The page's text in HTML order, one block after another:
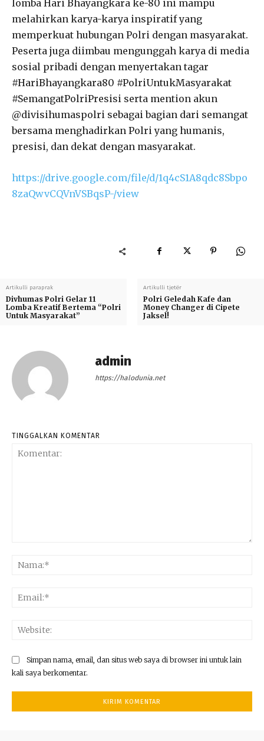
lomba Hari Bhayangkara ke-80 ini mampu
melahirkan karya-karya inspiratif yang
memperkuat hubungan Polri dengan masyarakat.
Peserta juga diimbau mengunggah karya di media
sosial pribadi dengan menyertakan tagar
#HariBhayangkara80 #PolriUntukMasyarakat
#SemangatPolriPresisi serta mention akun
@divisihumaspolri sebagai bagian dari semangat
bersama menghadirkan Polri yang humanis,
presisi, dan dekat dengan masyarakat.
https://drive.google.com/file/d/1q4cS1A8qdc8Sbpo
8zaQwvCQVnVSBqsP-/view
Artikulli paraprak
Divhumas Polri Gelar 11
Lomba Kreatif Bertema “Polri
Untuk Masyarakat”
Artikulli tjetër
Polri Geledah Kafe dan
Money Changer di Cipete
Jaksel!
admin
https://halodunia.net
TINGGALKAN KOMENTAR
Simpan nama, email, dan situs web saya di browser ini untuk lain
kali saya berkomentar.